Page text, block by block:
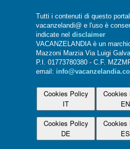
Tutti i contenuti di questo
vacanzelandi@ e l'uso è
indicate nel disclaimer
VACANZELANDIA è un
Mazzoni Marzia Via Luigi
P.I. 01773780380 - C.F.
email:
Cookies Policy
IT
Cookies
EN
Cookies Policy
DE
Cookies
ES